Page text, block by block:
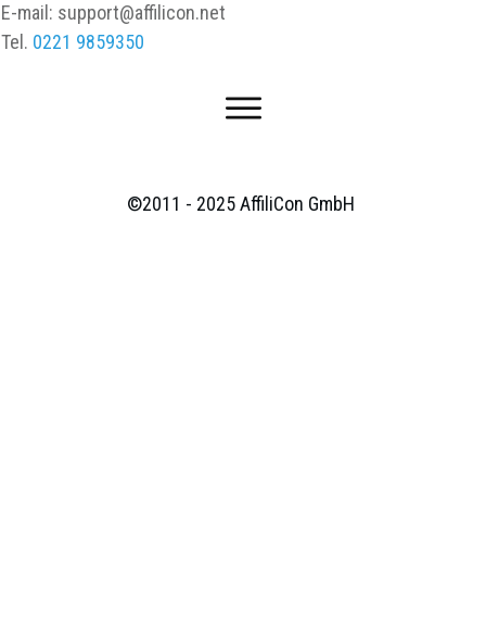
E-mail: support@affilicon.net
Tel. 0221 9859350
©2011 - 2025AffiliCon GmbH